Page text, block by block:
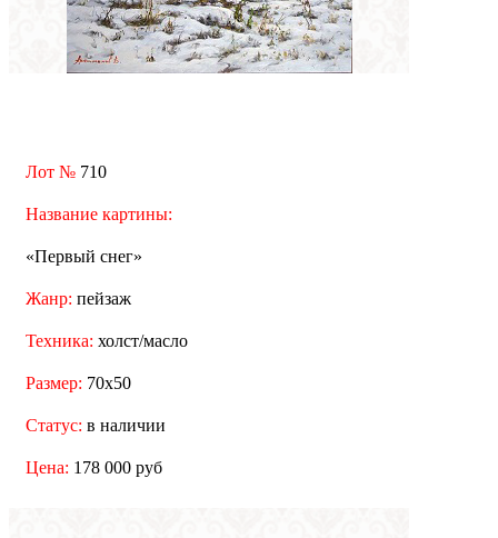
Лот № 710
Название картины:
«Первый снег»
Жанр: пейзаж
Техника: холст/масло
Размер: 70x50
Статус: в наличии
Цена: 178 000 руб